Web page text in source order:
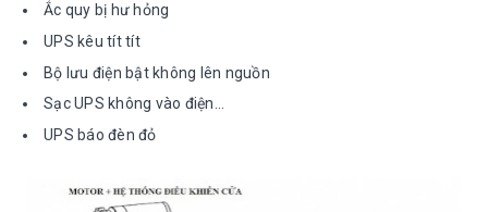
Ắc quy bị hư hỏng
UPS kêu tít tít
Bộ lưu điện bật không lên nguồn
Sạc UPS không vào điện…
UPS báo đèn đỏ